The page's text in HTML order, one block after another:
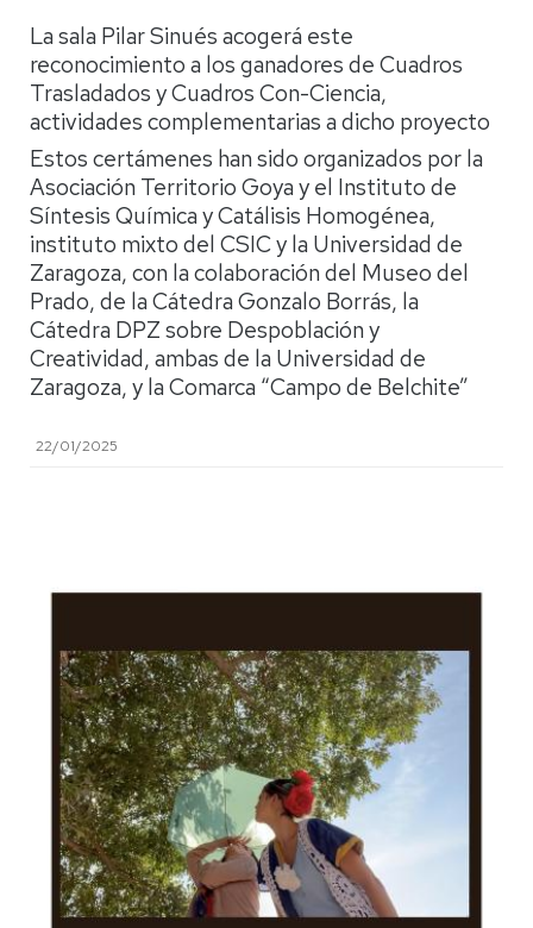
La sala Pilar Sinués acogerá este
reconocimiento a los ganadores de Cuadros
Trasladados y Cuadros Con-Ciencia,
actividades complementarias a dicho proyecto
Estos certámenes han sido organizados por la
Asociación Territorio Goya y el Instituto de
Síntesis Química y Catálisis Homogénea,
instituto mixto del CSIC y la Universidad de
Zaragoza, con la colaboración del Museo del
Prado, de la Cátedra Gonzalo Borrás, la
Cátedra DPZ sobre Despoblación y
Creatividad, ambas de la Universidad de
Zaragoza, y la Comarca “Campo de Belchite”
22/01/2025